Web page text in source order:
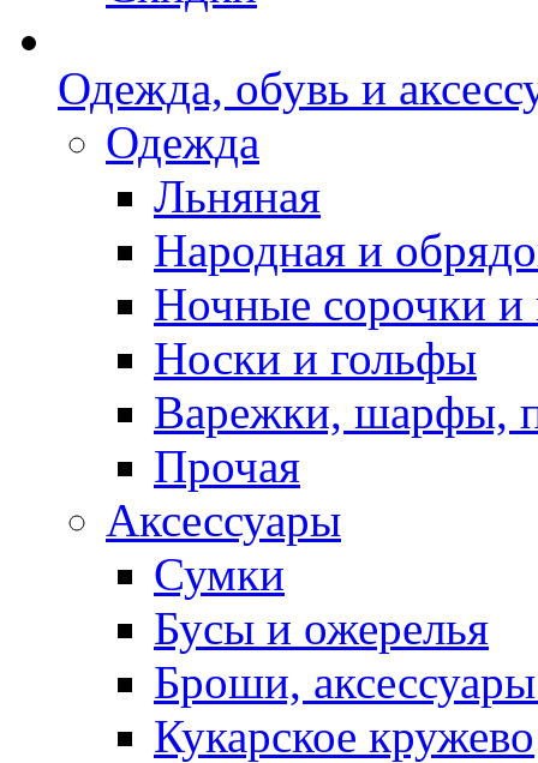
Одежда, обувь и
Одежда
Льняная
Народная и
Ночные сорочки
Носки и гольфы
Варежки, шарфы,
Прочая
Аксессуары
Сумки
Бусы и ожерелья
Броши,
Кукарское кружево